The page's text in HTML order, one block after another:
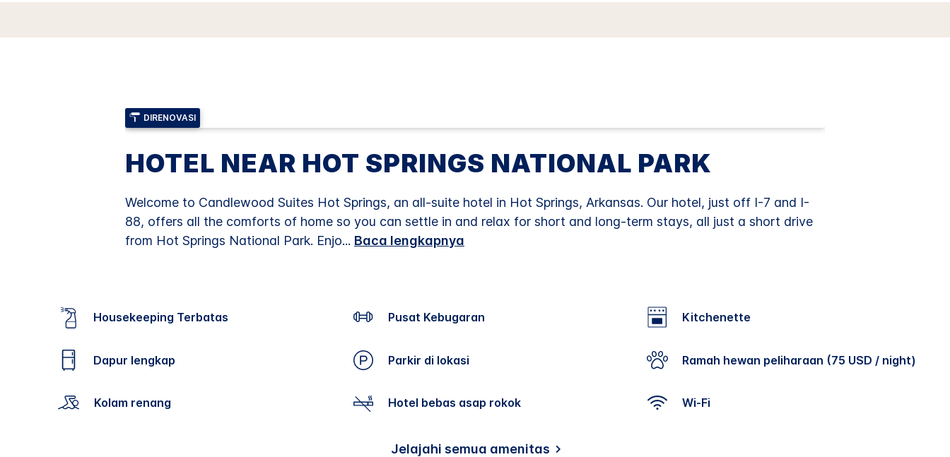
Tautan
sama.
DIRENOVASI
HOTEL NEAR HOT SPRINGS NATIONAL PARK
Welcome to Candlewood Suites Hot Springs, an all-suite hotel in Hot Springs, Arkansas. Our hotel, just off I-7 and I-
88, offers all the comforts of home so you can settle in and relax for short and long-term stays, all just a short drive
from Hot Springs National Park. Enjo... Baca lengkapnya
Housekeeping Terbatas Pusat Kebugaran Kitchenette
Dapur lengkap Parkir di lokasi Ramah hewan peliharaan (75 USD / night)
Kolam renang Hotel bebas asap rokok Wi-Fi
Jelajahi semua amenitas